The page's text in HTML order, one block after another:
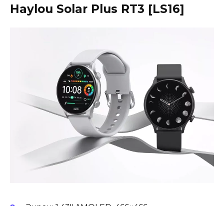
Haylou Solar Plus RT3 [LS16]